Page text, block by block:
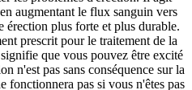
augmentant le flux sanguin vers
érection plus forte et plus durable.
prescrit pour le traitement de la
que vous pouvez être excité
n'est pas sans conséquence sur la
fonctionnera pas si vous n'êtes pas